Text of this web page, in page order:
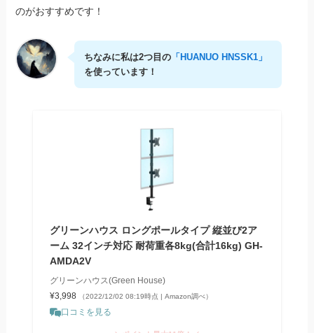
のがおすすめです！
ちなみに私は2つ目の「HUANUO HNSSK1」
を使っています！
グリーンハウス ロングポールタイプ 縦並び2ア
ーム 32インチ対応 耐荷重各8kg(合計16kg) GH-
AMDA2V
グリーンハウス(Green House)
¥3,998
（2022/12/02 08:19時点 | Amazon調べ）
口コミを見る